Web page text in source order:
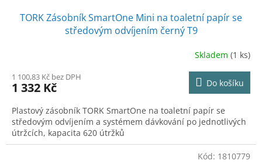
TORK Zásobník SmartOne Mini na toaletní papír se
středovým odvíjením černý T9
Skladem (1 ks)
1 100,83 Kč bez DPH
1 332 Kč Do košíku
Plastový zásobník TORK SmartOne na toaletní papír se
středovým odvíjením a systémem dávkování po jednotlivých
útržcích, kapacita 620 útržků
Kód: 1810779